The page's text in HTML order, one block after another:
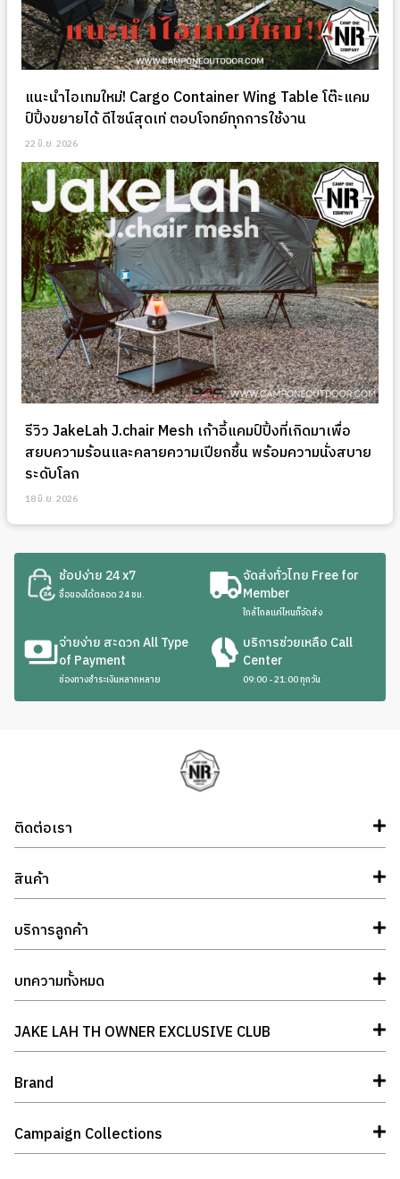
แนะนำไอเทมใหม่! Cargo Container Wing Table โต๊ะแคม
ป์ปิ้งขยายได้ ดีไซน์สุดเท่ ตอบโจทย์ทุกการใช้งาน
22 มิ.ย. 2026
รีวิว JakeLah J.chair Mesh เก้าอี้แคมป์ปิ้งที่เกิดมาเพื่อ
สยบความร้อนและคลายความเปียกชื้น พร้อมความนั่งสบาย
ระดับโลก
18 มิ.ย. 2026
ช้อปง่าย 24 x7
ซื้อของได้ตลอด 24 ชม.
จัดส่งทั่วไทย Free for
Member
ใกล้ไกลแค่ไหนก็จัดส่ง
จ่ายง่าย สะดวก All Type
of Payment
ช่องทางชำระเงินหลากหลาย
บริการช่วยเหลือ Call
Center
09:00 - 21:00 ทุกวัน
ติดต่อเรา
สินค้า
บริการลูกค้า
บทความทั้งหมด
JAKE LAH TH OWNER EXCLUSIVE CLUB
Brand
Campaign Collections